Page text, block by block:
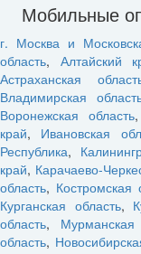
Мобильные
г. Москва и
область, Алтайский
Астраханская
Владимирская
Воронежская область,
край, Ивановская
Республика,
край, Карачаево-
область, Костромская
Курганская область,
область, Мурманская
область,